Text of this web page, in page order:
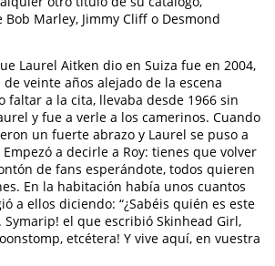
Marley, Jimmy Cliff o Desmond
Laurel Aitken dio en Suiza fue en 2004,
de veinte años alejado de la escena
faltar a la cita, llevaba desde 1966 sin
y fue a verle a los camerinos. Cuando
un fuerte abrazo y Laurel se puso a
a decirle a Roy: tienes que volver
de fans esperándote, todos quieren
En la habitación había unos cuantos
a ellos diciendo: “¿Sabéis quién es este
Symarip! el que escribió Skinhead Girl,
etcétera! Y vive aquí, en vuestra